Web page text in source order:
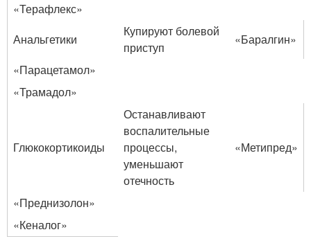
«Терафлекс»
Анальгетики
Купируют болевой
приступ
«Баралгин»
«Парацетамол»
«Трамадол»
Глюкокортикоиды
Останавливают
воспалительные
процессы,
уменьшают
отечность
«Метипред»
«Преднизолон»
«Кеналог»